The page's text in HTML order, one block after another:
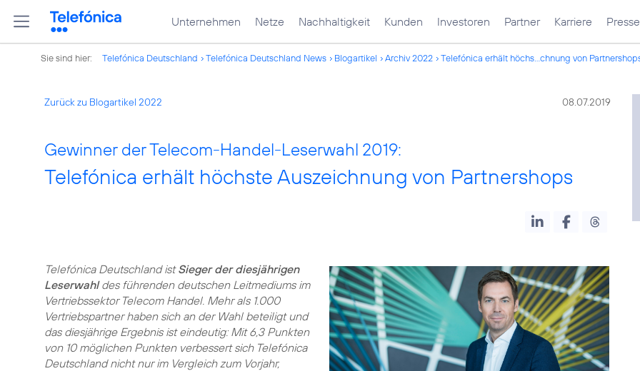
Unternehmen Netze Nachhaltigkeit Kunden Investoren Partner Karriere Presse
Sie sind hier: Telefónica Deutschland Telefónica Deutschland News Blogartikel Archiv 2022 Telefónica erhält höchs...chnung von
Zurück zu Blogartikel 2022 08.07.2019
Gewinner der Telecom-Handel-Leserwahl 2019:
Telefónica erhält höchste Auszeichnung von Partnershops
Telefónica Deutschland istSieger der diesjährigen
Leserwahldes führenden deutschen Leitmediums im
Vertriebssektor Telecom Handel. Mehr als 1.000
Vertriebspartner haben sich an der Wahl beteiligt und
das diesjährige Ergebnis ist eindeutig: Mit 6,3 Punkten
von 10 möglichen Punkten verbessert sich Telefónica
Deutschland nicht nur im Vergleich zum Vorjahr,